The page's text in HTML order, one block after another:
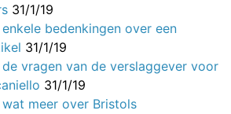
31/1/19
bedenkingen over een
31/1/19
vragen van de verslaggever voor
31/1/19
meer over Bristols